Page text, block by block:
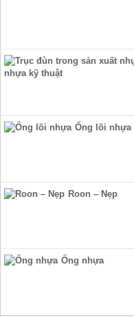
nhựa kỹ thuật
Ống lõi nhựa
Roon – Nẹp
Ống nhựa